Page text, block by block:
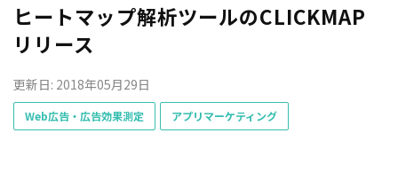
ヒートマップ解析ツールのCLICKMAP
リリース
更新日: 2018年05月29日
Web広告・広告効果測定 アプリマーケティング